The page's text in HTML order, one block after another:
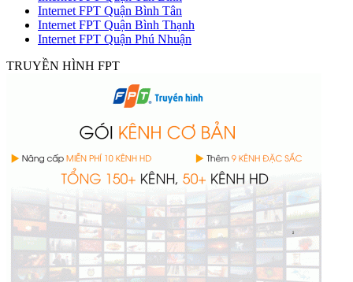
Internet FPT Quận Bình Tân
Internet FPT Quận Bình Thạnh
Internet FPT Quận Phú Nhuận
TRUYỀN HÌNH FPT